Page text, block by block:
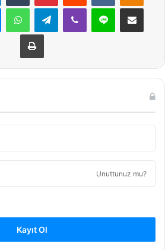
MessengerWhatsAppTelegramViber Line E-Posta ile
Yazdır
Unuttunuz mu?
Kayıt Ol